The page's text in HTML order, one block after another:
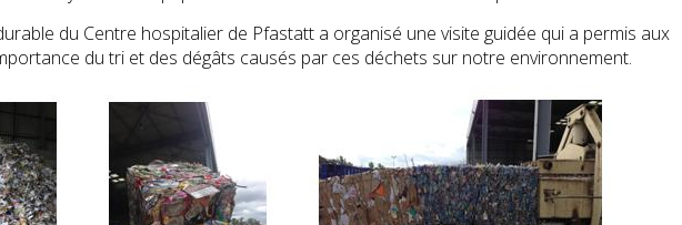
du Centre hospitalier de Pfastatt a organisé une visite guidée qui a permis aux
du tri et des dégâts causés par ces déchets sur notre environnement.